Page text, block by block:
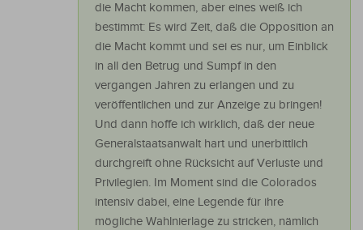
die Macht kommen, aber eines weiß ich
bestimmt: Es wird Zeit, daß die Opposition an
die Macht kommt und sei es nur, um Einblick
in all den Betrug und Sumpf in den
vergangen Jahren zu erlangen und zu
veröffentlichen und zur Anzeige zu bringen!
Und dann hoffe ich wirklich, daß der neue
Generalstaatsanwalt hart und unerbittlich
durchgreift ohne Rücksicht auf Verluste und
Privilegien. Im Moment sind die Colorados
intensiv dabei, eine Legende für ihre
mögliche Wahlnierlage zu stricken, nämlich